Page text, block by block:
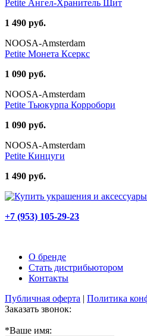
Petite Ангел-Хранитель Щит
1 490 руб.
NOOSA-Amsterdam
Petite Монета Ксеркс
1 090 руб.
NOOSA-Amsterdam
Petite Тьюкурпа Корробори
1 090 руб.
NOOSA-Amsterdam
Petite Кинцуги
1 490 руб.
+7 (953) 105-29-23
О бренде
Стать дистрибьютором
Контакты
Публичная оферта | Политика
Заказать звонок:
*Ваше имя: